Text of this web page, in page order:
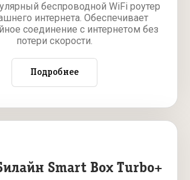
беспроводной WiFi роутер
интернета. Обеспечивает
соединение с интернетом без
потери скорости.
Подробнее
Smart Box Turbo+